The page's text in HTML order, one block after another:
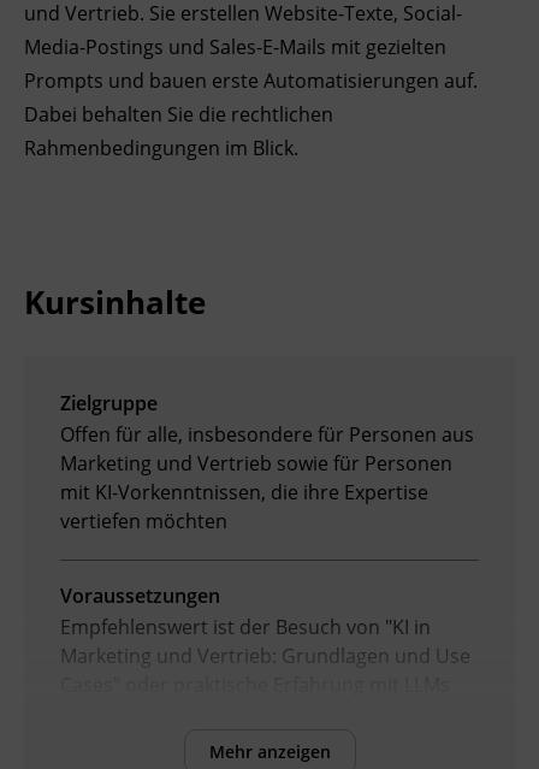
Ingenieurzertifizierung
Deutsch und Integration
Akademisches Studienzentrum
Digitales Lernen
BFI Reutte
BFI Schwaz
und Vertrieb. Sie erstellen Website-Texte, Social-
Media-Postings und Sales-E-Mails mit gezielten
Prompts und bauen erste Automatisierungen auf.
Dabei behalten Sie die rechtlichen
Rahmenbedingungen im Blick.
Kursinhalte
Zielgruppe
Offen für alle, insbesondere für Personen aus
Marketing und Vertrieb sowie für Personen
mit KI-Vorkenntnissen, die ihre Expertise
vertiefen möchten
Voraussetzungen
Empfehlenswert ist der Besuch von "KI in
Marketing und Vertrieb: Grundlagen und Use
Grundlagen des Promptings sollten bekannt
Mehr anzeigen